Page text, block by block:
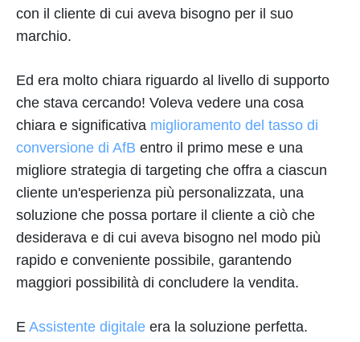
con il cliente di cui aveva bisogno per il suo
marchio.
Ed era molto chiara riguardo al livello di supporto
che stava cercando! Voleva vedere una cosa
chiara e significativa miglioramento del tasso di
conversione di AfB entro il primo mese e una
migliore strategia di targeting che offra a ciascun
cliente un'esperienza più personalizzata, una
soluzione che possa portare il cliente a ciò che
desiderava e di cui aveva bisogno nel modo più
rapido e conveniente possibile, garantendo
maggiori possibilità di concludere la vendita.
E Assistente digitale era la soluzione perfetta.